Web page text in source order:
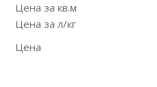
Цена за кв.м
Цена за л/кг
Цена